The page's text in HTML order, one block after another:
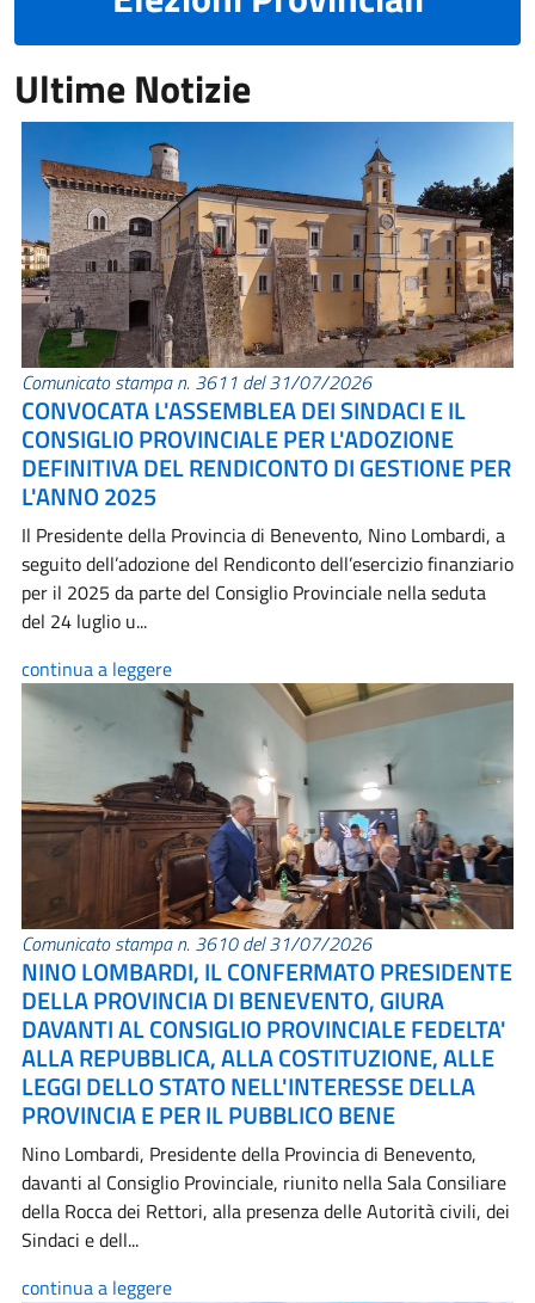
Ultime Notizie
Comunicato stampa n. 3611 del 31/07/2026
CONVOCATA L'ASSEMBLEA DEI SINDACI E IL
CONSIGLIO PROVINCIALE PER L'ADOZIONE
DEFINITIVA DEL RENDICONTO DI GESTIONE PER
L'ANNO 2025
Il Presidente della Provincia di Benevento, Nino Lombardi, a
seguito dell’adozione del Rendiconto dell’esercizio finanziario
per il 2025 da parte del Consiglio Provinciale nella seduta
del 24 luglio u...
continua a leggere
Comunicato stampa n. 3610 del 31/07/2026
NINO LOMBARDI, IL CONFERMATO PRESIDENTE
DELLA PROVINCIA DI BENEVENTO, GIURA
DAVANTI AL CONSIGLIO PROVINCIALE FEDELTA'
ALLA REPUBBLICA, ALLA COSTITUZIONE, ALLE
LEGGI DELLO STATO NELL'INTERESSE DELLA
PROVINCIA E PER IL PUBBLICO BENE
Nino Lombardi, Presidente della Provincia di Benevento,
davanti al Consiglio Provinciale, riunito nella Sala Consiliare
della Rocca dei Rettori, alla presenza delle Autorità civili, dei
Sindaci e dell...
continua a leggere